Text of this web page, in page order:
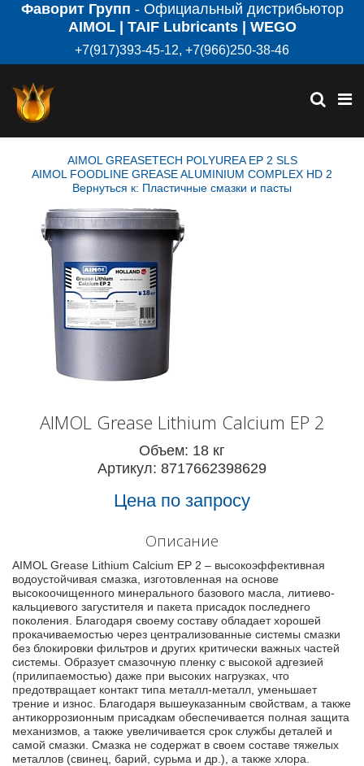
Фаворит Групп - Официальный дистрибьютор
AIMOL | TAIF Lubricants | WEGO
+7(917)393-45-12, +7(966)250-38-46
AIMOL GREASETECH POLYUREA EP 2 SLS
AIMOL FOODLINE GREASE ALUMINIUM COMPLEX HD 2
Вернуться к: Пластичные смазки и пасты
AIMOL Grease Lithium Calcium EP 2
Объем: 18 кг
Артикул: 8717662398629
Цена по запросу
Описание
AIMOL Grease Lithium Calcium EP 2 – высокоэффективная
водоустойчивая смазка, изготовленная на основе
высокоочищенного минерального базового масла, литиево-
кальциевого загустителя и пакета присадок последнего
поколения. Благодаря своему составу обладает хорошей
прокачиваемостью через централизованные системы смазки
без блокировки фильтров и других критически важных частей
системы. Образует смазочную пленку с высокой адгезией
(прилипаемостью) даже при высоких нагрузках, что
предотвращает контакт типа металл-металл, уменьшает
трение и износ. Благодаря вышеуказанным свойствам, а также
антикоррозионным присадкам обеспечивается полная защита
механизмов, а также увеличивается срок службы деталей и
самой смазки. Смазка не содержат в своем составе тяжелых
металлов (свинец, барий, сурьма и др.), а также хлора.